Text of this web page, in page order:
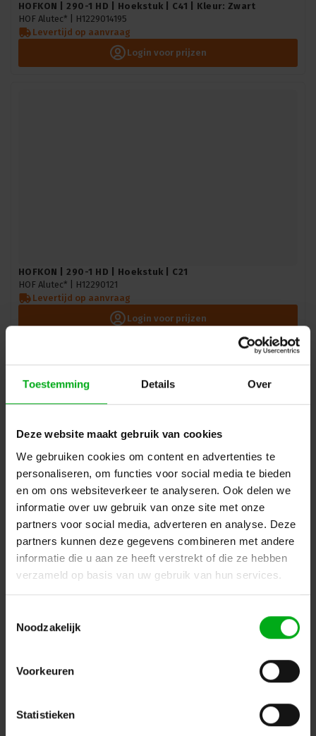
Toestemming Details Over
Deze website maakt gebruik van cookies
We gebruiken cookies om content en advertenties te
personaliseren, om functies voor social media te bieden
en om ons websiteverkeer te analyseren. Ook delen we
informatie over uw gebruik van onze site met onze
partners voor social media, adverteren en analyse. Deze
partners kunnen deze gegevens combineren met andere
informatie die u aan ze heeft verstrekt of die ze hebben
verzameld op basis van uw gebruik van hun services.
Noodzakelijk
Voorkeuren
Statistieken
HOFKON | 290-1 HD | Hoekstuk | C41 | Kleur: Zwart
HOF Alutec* |
H1229014195
Levertijd op aanvraag
Login voor prijzen
HOFKON | 290-1 HD | Hoekstuk | C21
HOF Alutec* |
H12290121
Levertijd op aanvraag
Login voor prijzen
HOFKON | 290-1 HD | Hoekstuk | C30
HOF Alutec* |
Levertijd op aanvraag
Login voor prijzen